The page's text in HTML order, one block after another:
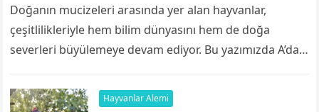
Doğanın mucizeleri arasında yer alan hayvanlar,
çeşitlilikleriyle hem bilim dünyasını hem de doğa
severleri büyülemeye devam ediyor. Bu yazımızda A’dan
Hayvanlar Alemi